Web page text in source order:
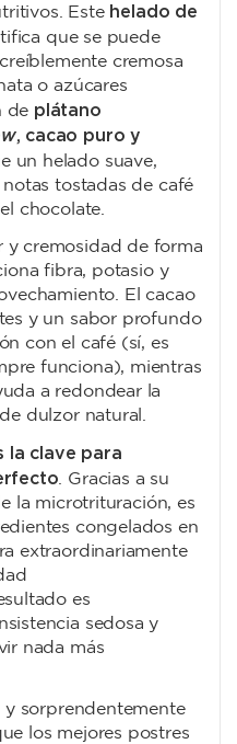
Este helado de
que se puede
cremosa
o azúcares
de plátano
, cacao puro y
un helado suave,
tostadas de café
chocolate.
y cremosidad de forma
fibra, potasio y
El cacao
y un sabor profundo
con el café (sí, es
funciona), mientras
a redondear la
dulzor natural.
la clave para
. Gracias a su
la microtrituración, es
congelados en
extraordinariamente
es
sedosa y
nada más
y sorprendentemente
los mejores postres